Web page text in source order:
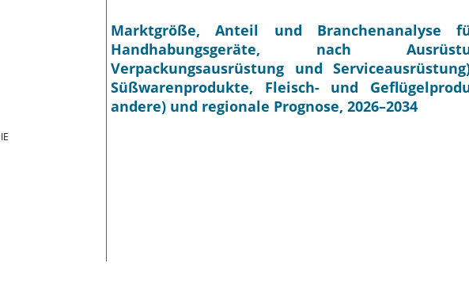
Marktgröße, Anteil und Branchenanalyse
Handhabungsgeräte, nach
Verpackungsausrüstung und
Süßwarenprodukte, Fleisch- und
andere) und regionale Prognose, 2026–2034